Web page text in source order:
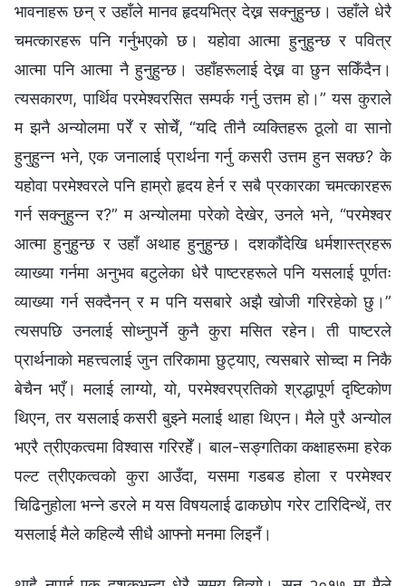
भावनाहरू छन् र उहाँले मानव हृदयभित्र देख्न सक्नुहुन्छ। उहाँले धेरै
चमत्कारहरू पनि गर्नुभएको छ। यहोवा आत्मा हुनुहुन्छ र पवित्र
आत्मा पनि आत्मा नै हुनुहुन्छ। उहाँहरूलाई देख्न वा छुन सकिँदैन।
त्यसकारण, पार्थिव परमेश्‍वरसित सम्पर्क गर्नु उत्तम हो।” यस कुराले
म झनै अन्योलमा परेँ र सोचेँ, “यदि तीनै व्यक्तिहरू ठूलो वा सानो
हुनुहुन्न भने, एक जनालाई प्रार्थना गर्नु कसरी उत्तम हुन सक्छ? के
यहोवा परमेश्‍वरले पनि हाम्रो हृदय हेर्न र सबै प्रकारका चमत्कारहरू
गर्न सक्नुहुन्न र?” म अन्योलमा परेको देखेर, उनले भने, “परमेश्‍वर
आत्मा हुनुहुन्छ र उहाँ अथाह हुनुहुन्छ। दशकौंदेखि धर्मशास्त्रहरू
व्याख्या गर्नमा अनुभव बटुलेका धेरै पाष्टरहरूले पनि यसलाई पूर्णतः
व्याख्या गर्न सक्दैनन् र म पनि यसबारे अझै खोजी गरिरहेको छु।”
त्यसपछि उनलाई सोध्नुपर्ने कुनै कुरा मसित रहेन। ती पाष्टरले
प्रार्थनाको महत्त्वलाई जुन तरिकामा छुट्याए, त्यसबारे सोच्दा म निकै
बेचैन भएँ। मलाई लाग्यो, यो, परमेश्‍वरप्रतिको श्रद्धापूर्ण दृष्टिकोण
थिएन, तर यसलाई कसरी बुझ्ने मलाई थाहा थिएन। मैले पुरै अन्योल
भएरै त्रीएकत्वमा विश्‍वास गरिरहेँ। बाल-सङ्गतिका कक्षाहरूमा हरेक
पल्ट त्रीएकत्वको कुरा आउँदा, यसमा गडबड होला र परमेश्‍वर
चिढिनुहोला भन्ने डरले म यस विषयलाई ढाकछोप गरेर टारिदिन्थें, तर
यसलाई मैले कहिल्यै सीधै आफ्नो मनमा लिइनँ।